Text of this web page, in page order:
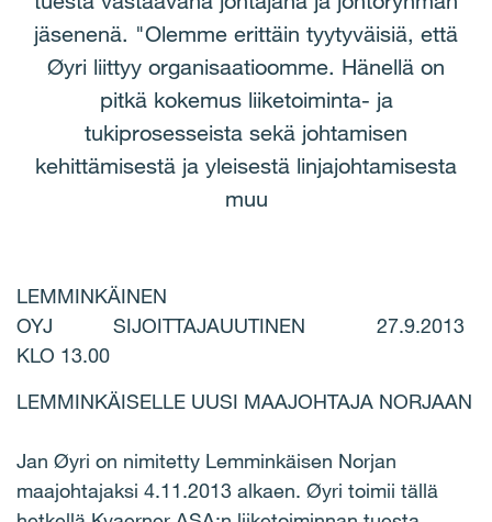
jäsenenä. "Olemme erittäin tyytyväisiä, että
Øyri liittyy organisaatioomme. Hänellä on
pitkä kokemus liiketoiminta- ja
tukiprosesseista sekä johtamisen
kehittämisestä ja yleisestä linjajohtamisesta
muu
LEMMINKÄINEN
OYJ SIJOITTAJAUUTINEN 27.9.2013
KLO 13.00
LEMMINKÄISELLE UUSI MAAJOHTAJA NORJAAN
Jan Øyri on nimitetty Lemminkäisen Norjan
maajohtajaksi 4.11.2013 alkaen. Øyri toimii tällä